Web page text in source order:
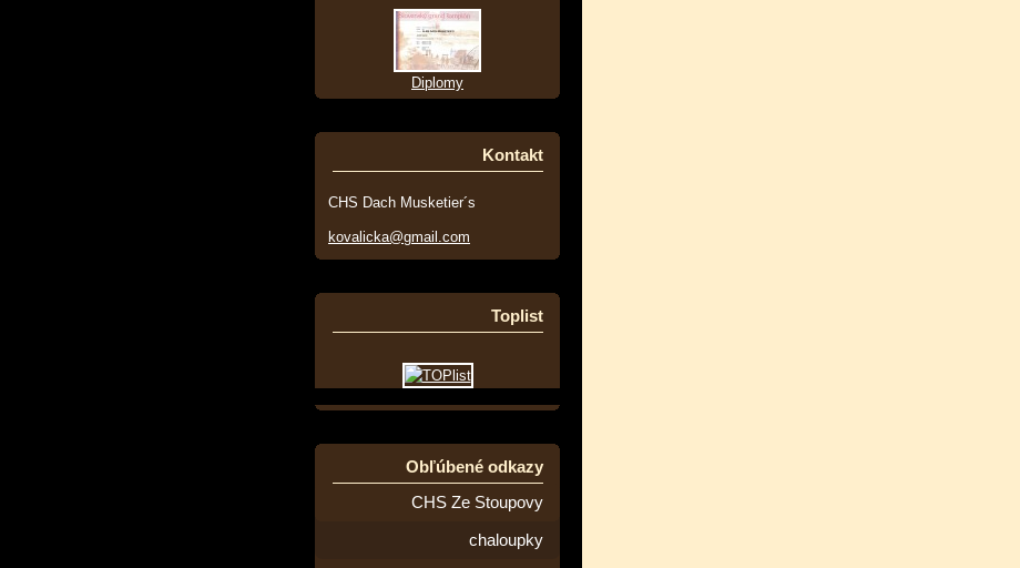
Diplomy
Kontakt
CHS Dach Musketier´s
kovalicka@gmail.com
Toplist
Obľúbené odkazy
CHS Ze Stoupovy
chaloupky